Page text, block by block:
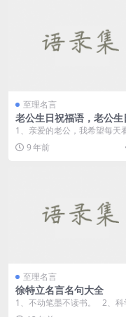
至理名言
老公生日祝福语，老公生
乐祝福语
1、亲爱的老公，我希望每天
的笑容，不要再背负太大的压
我希望能够陪你到牙...
9 年前
至理名言
徐特立名言名句大全
1、不动笔墨不读书。 2、科
是在千百次失败后最后一次成